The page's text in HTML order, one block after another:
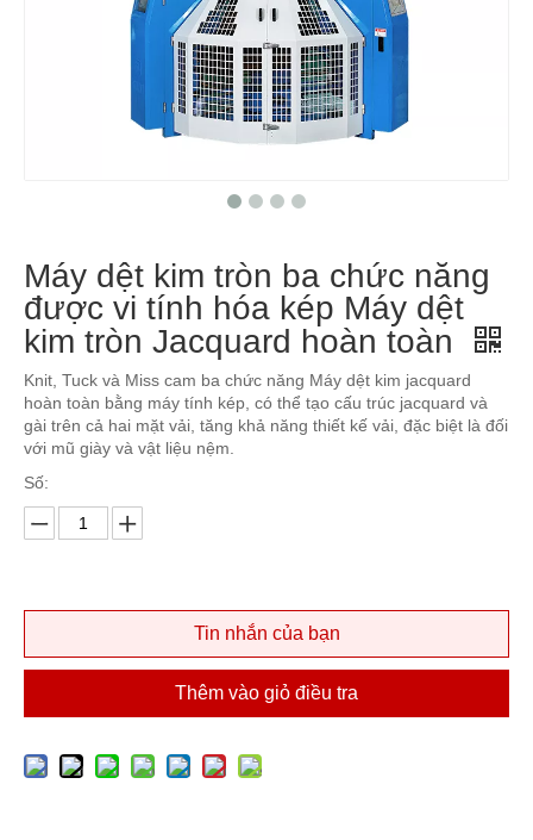
Máy dệt kim tròn ba chức năng
được vi tính hóa kép Máy dệt
kim tròn Jacquard hoàn toàn
Knit, Tuck và Miss cam ba chức năng Máy dệt kim jacquard
hoàn toàn bằng máy tính kép, có thể tạo cấu trúc jacquard và
gài trên cả hai mặt vải, tăng khả năng thiết kế vải, đặc biệt là đối
với mũ giày và vật liệu nệm.
Số:
Tin nhắn của bạn
Thêm vào giỏ điều tra